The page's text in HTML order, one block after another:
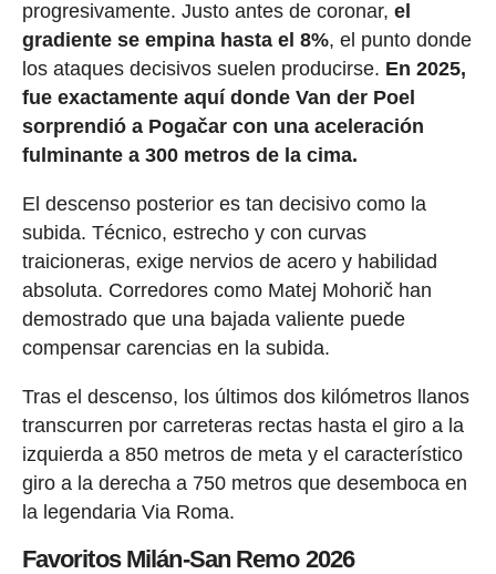
progresivamente. Justo antes de coronar, el
gradiente se empina hasta el 8%, el punto donde
los ataques decisivos suelen producirse. En 2025,
fue exactamente aquí donde Van der Poel
sorprendió a Pogačar con una aceleración
fulminante a 300 metros de la cima.
El descenso posterior es tan decisivo como la
subida. Técnico, estrecho y con curvas
traicioneras, exige nervios de acero y habilidad
absoluta. Corredores como Matej Mohorič han
demostrado que una bajada valiente puede
compensar carencias en la subida.
Tras el descenso, los últimos dos kilómetros llanos
transcurren por carreteras rectas hasta el giro a la
izquierda a 850 metros de meta y el característico
giro a la derecha a 750 metros que desemboca en
la legendaria Via Roma.
Favoritos Milán-San Remo 2026